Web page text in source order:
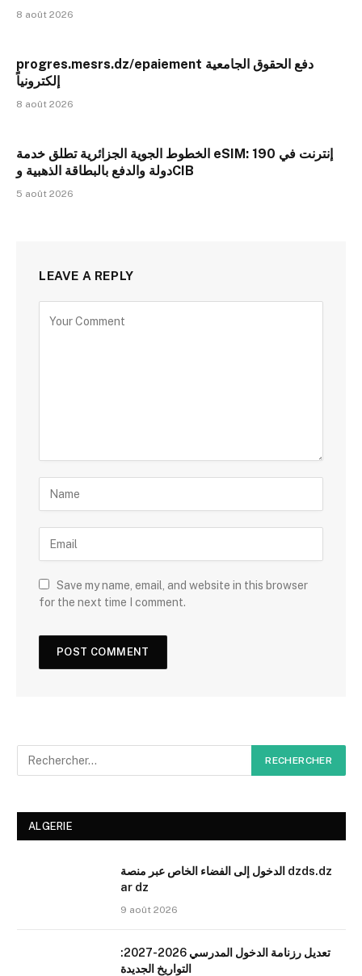
8 août 2026
progres.mesrs.dz/epaiement دفع الحقوق الجامعية
إلكترونياً
8 août 2026
الخطوط الجوية الجزائرية تطلق خدمة eSIM: إنترنت في 190
دولة والدفع بالبطاقة الذهبية وCIB
5 août 2026
LEAVE A REPLY
Save my name, email, and website in this browser
for the next time I comment.
ALGERIE
الدخول إلى الفضاء الخاص عبر منصة dzds.dz
ar dz
9 août 2026
تعديل رزنامة الدخول المدرسي 2026-2027:
التواريخ الجديدة